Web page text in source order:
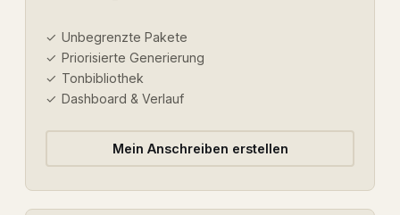
Unbegrenzte Pakete
Priorisierte Generierung
Tonbibliothek
Dashboard & Verlauf
Mein Anschreiben erstellen